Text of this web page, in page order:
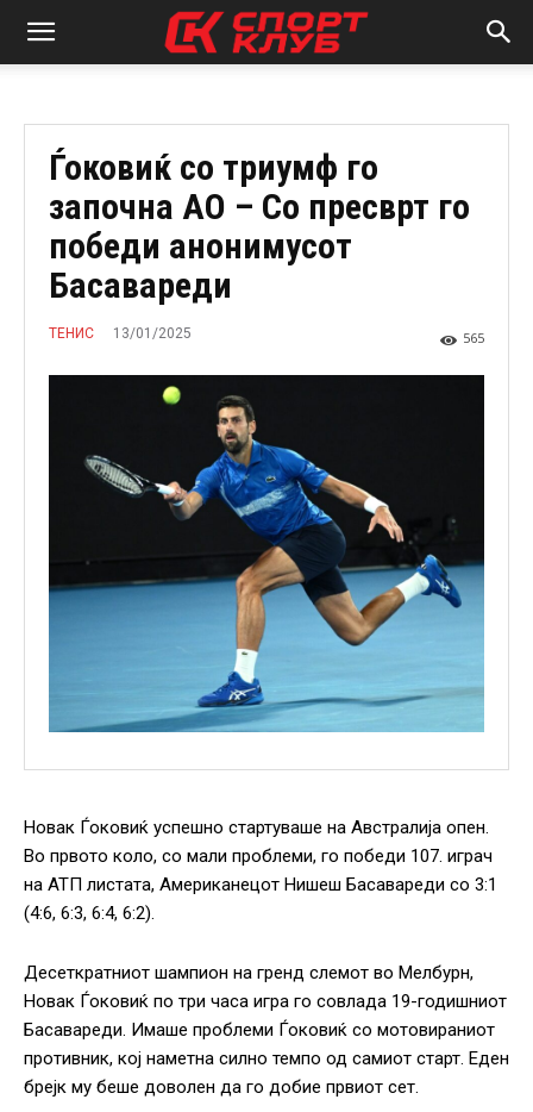
Ѓоковиќ со триумф го
започна АО – Со пресврт го
победи анонимусот
Басавареди
ТЕНИС 13/01/2025 565
Новак Ѓоковиќ успешно стартуваше на Австралија опен.
Во првото коло, со мали проблеми, го победи 107. играч
на АТП листата, Американецот Нишеш Басавареди со 3:1
(4:6, 6:3, 6:4, 6:2).
Десеткратниот шампион на гренд слемот во Мелбурн,
Новак Ѓоковиќ по три часа игра го совлада 19-годишниот
Басавареди. Имаше проблеми Ѓоковиќ со мотовираниот
противник, кој наметна силно темпо од самиот старт. Еден
брејк му беше доволен да го добие првиот сет.